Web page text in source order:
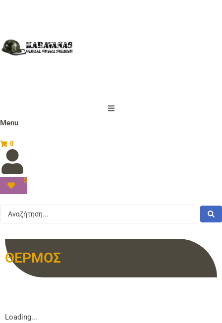
Menu
0
0
ΘΕΡΜΟΣ
Loading...